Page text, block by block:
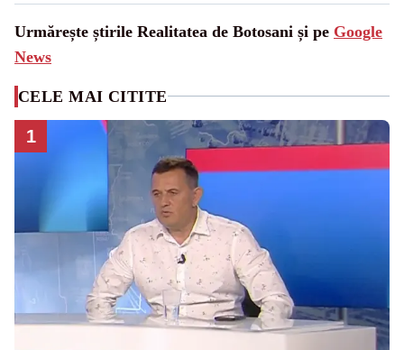
Urmărește știrile Realitatea de Botosani și pe Google
News
CELE MAI CITITE
1